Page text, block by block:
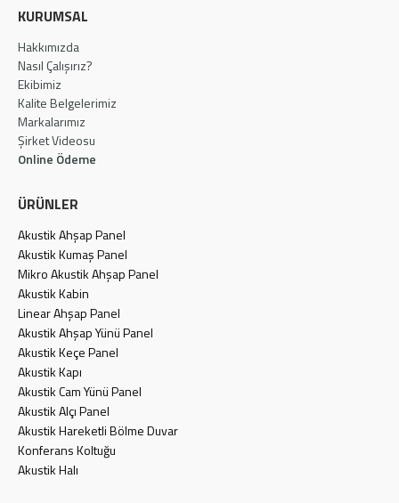
KURUMSAL
Hakkımızda
Nasıl Çalışırız?
Ekibimiz
Kalite Belgelerimiz
Markalarımız
Şirket Videosu
Online Ödeme
ÜRÜNLER
Akustik Ahşap Panel
Akustik Kumaş Panel
Mikro Akustik Ahşap Panel
Akustik Kabin
Linear Ahşap Panel
Akustik Ahşap Yünü Panel
Akustik Keçe Panel
Akustik Kapı
Akustik Cam Yünü Panel
Akustik Alçı Panel
Akustik Hareketli Bölme Duvar
Konferans Koltuğu
Akustik Halı